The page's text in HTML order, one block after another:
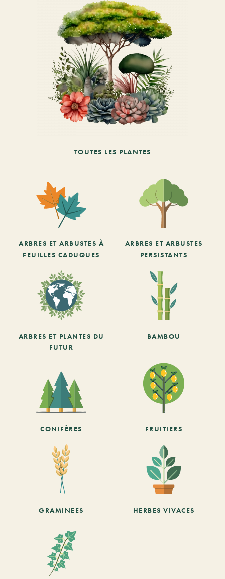
TOUTES LES PLANTES
ARBRES ET ARBUSTES À
FEUILLES CADUQUES
ARBRES ET ARBUSTES
PERSISTANTS
ARBRES ET PLANTES DU
FUTUR
BAMBOU
CONIFÈRES FRUITIERS
GRAMINEES HERBES VIVACES